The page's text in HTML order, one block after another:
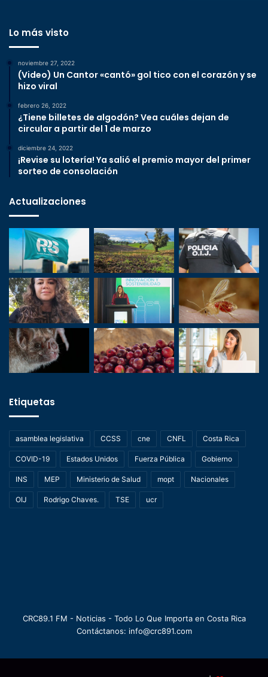
Lo más visto
noviembre 27, 2022
(Video) Un Cantor «cantó» gol tico con el corazón y se
hizo viral
febrero 26, 2022
¿Tiene billetes de algodón? Vea cuáles dejan de
circular a partir del 1 de marzo
diciembre 24, 2022
¡Revise su lotería! Ya salió el premio mayor del primer
sorteo de consolación
Actualizaciones
Etiquetas
asamblea legislativa CCSS cne CNFL Costa Rica
COVID-19 Estados Unidos Fuerza Pública Gobierno
INS MEP Ministerio de Salud mopt Nacionales
OIJ Rodrigo Chaves. TSE ucr
CRC89.1 FM - Noticias - Todo Lo Que Importa en Costa Rica
Contáctanos: info@crc891.com